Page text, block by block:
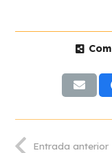
Entrada anterior